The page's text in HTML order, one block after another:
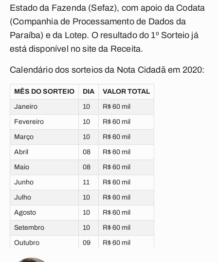
Estado da Fazenda (Sefaz), com apoio da Codata
(Companhia de Processamento de Dados da
Paraíba) e da Lotep. O resultado do 1º Sorteio já
está disponível no site da Receita.
Calendário dos sorteios da Nota Cidadã em 2020:
MÊS DO SORTEIO DIA VALOR TOTAL
Janeiro 10 R$ 60 mil
Fevereiro 10 R$ 60 mil
Março 10 R$ 60 mil
Abril 08 R$ 60 mil
Maio 08 R$ 60 mil
Junho 11 R$ 60 mil
Julho 10 R$ 60 mil
Agosto 10 R$ 60 mil
Setembro 10 R$ 60 mil
Outubro 09 R$ 60 mil
Novembro